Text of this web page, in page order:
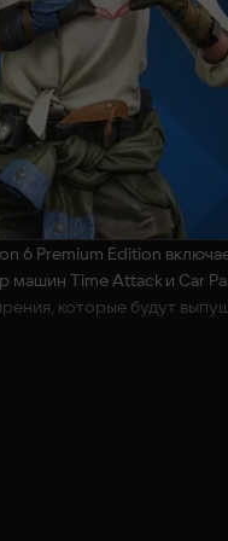
6 Premium Edition
машин Time Attack и Car
которые будут
пейзажи Японии за